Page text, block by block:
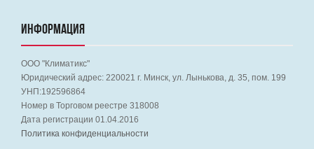
ИНФОРМАЦИЯ
ООО "Климатикс"
Юридический адрес: 220021 г. Минск, ул. Лынькова, д. 35, пом. 199
УНП:192596864
Номер в Торговом реестре 318008
Дата регистрации 01.04.2016
Политика конфиденциальности